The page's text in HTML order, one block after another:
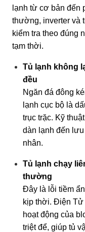
lạnh từ cơ bản đến
thường, inverter và
kiểm tra theo đúng
tạm thời.
Tủ lạnh không
đều
Ngăn đá đông
lạnh cục bộ là
trục trặc. Kỹ
dàn lạnh đến
nhân.
Tủ lạnh chạy
thường
Đây là lỗi tiềm
kịp thời. Điện Tử
hoạt động của
triệt để, giúp tủ